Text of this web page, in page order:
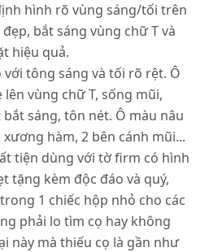
hình rõ vùng sáng/tối trên
bắt sáng vùng chữ T và
hiệu quả.
với tông sáng và tối rõ rệt. Ô
vùng chữ T, sống mũi,
sáng, tôn nét. Ô màu nâu
hàm, 2 bên cánh mũi...
tiện dùng với tờ firm có hình
tặng kèm độc đáo và quý,
1 chiếc hộp nhỏ cho các
phải lo tìm cọ hay không
này mà thiếu cọ là gần như